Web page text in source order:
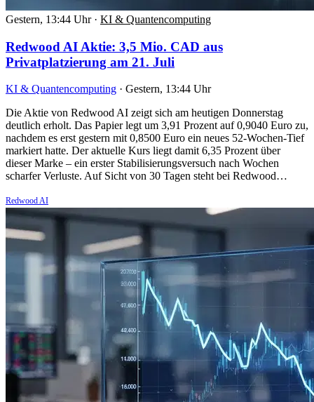
Gestern, 13:44 Uhr · KI & Quantencomputing
Redwood AI Aktie: 3,5 Mio. CAD aus
Privatplatzierung am 21. Juli
KI & Quantencomputing · Gestern, 13:44 Uhr
Die Aktie von Redwood AI zeigt sich am heutigen Donnerstag
deutlich erholt. Das Papier legt um 3,91 Prozent auf 0,9040 Euro zu,
nachdem es erst gestern mit 0,8500 Euro ein neues 52-Wochen-Tief
markiert hatte. Der aktuelle Kurs liegt damit 6,35 Prozent über
dieser Marke – ein erster Stabilisierungsversuch nach Wochen
scharfer Verluste. Auf Sicht von 30 Tagen steht bei Redwood…
Redwood AI